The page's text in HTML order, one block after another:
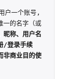
户一个账号,
一的名字（或
昵称、用户名
/登录手续
非商业目的使